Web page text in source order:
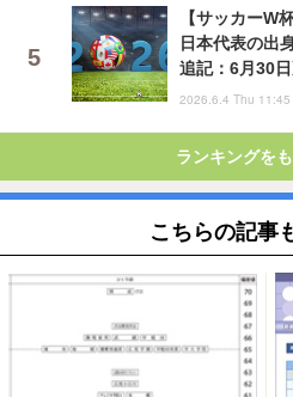
【サッカーW
日本代表の出
追記：6月30日
2026.6.4 Thu 11:45
ランキングを
こちらの記事